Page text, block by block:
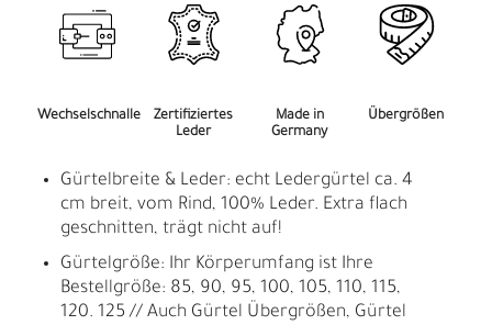
Wechselschnalle
Zertifiziertes
Leder
Made in
Germany
Übergrößen
Gürtelbreite & Leder: echt Ledergürtel ca. 4
cm breit, vom Rind, 100% Leder. Extra flach
geschnitten, trägt nicht auf!
Gürtelgröße: Ihr Körperumfang ist Ihre
Bestellgröße: 85, 90, 95, 100, 105, 110, 115,
120. 125 // Auch Gürtel Übergrößen, Gürtel